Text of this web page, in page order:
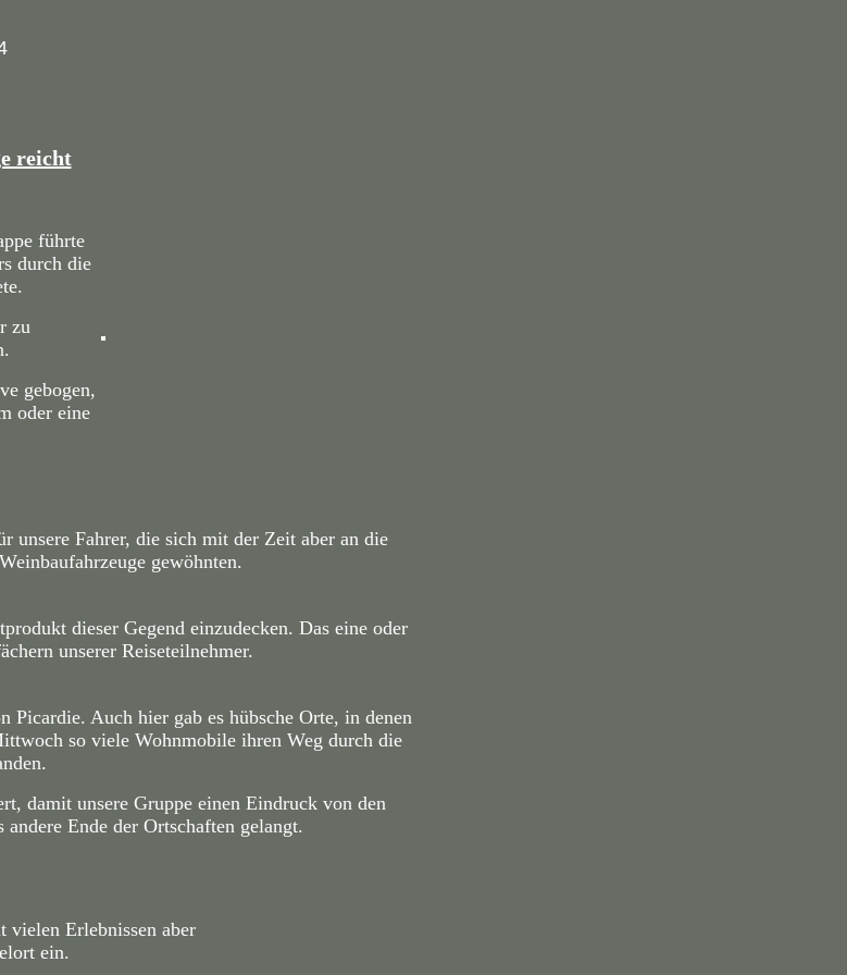
reicht
führte
durch die
zu
gebogen,
oder eine
unsere Fahrer, die sich mit der Zeit aber an die
gewöhnten.
dieser Gegend einzudecken. Das eine oder
unserer Reiseteilnehmer.
Auch hier gab es hübsche Orte, in denen
so viele Wohnmobile ihren Weg durch die
damit unsere Gruppe einen Eindruck von den
Ende der Ortschaften gelangt.
Erlebnissen aber
ein.